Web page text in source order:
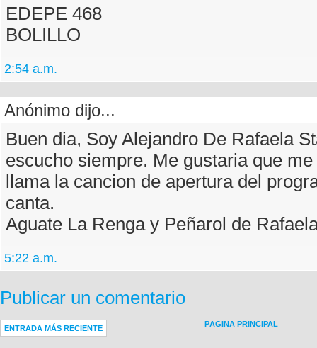
EDEPE 468
BOLILLO
2:54 a.m.
Anónimo dijo...
Buen dia, Soy Alejandro De Rafaela
escucho siempre. Me gustaria que
llama la cancion de apertura del
canta.
Aguate La Renga y Peñarol de
5:22 a.m.
Publicar un comentario
ENTRADA MÁS RECIENTE PÁGINA PRINCIPAL